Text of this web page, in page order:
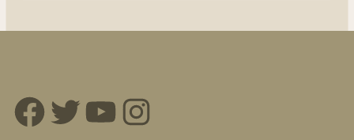
Facebook
Twitter
YouTube